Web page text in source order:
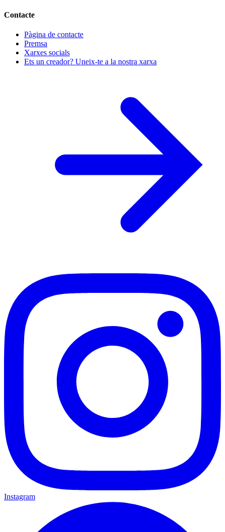
Contacte
Pàgina de contacte
Premsa
Xarxes socials
Ets un creador? Uneix-te a la nostra xarxa
Instagram